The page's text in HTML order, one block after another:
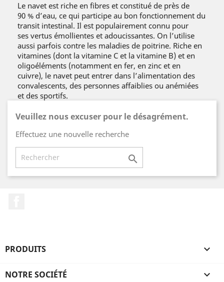
Le navet est riche en fibres et constitué de près de
90 % d’eau, ce qui participe au bon fonctionnement du
transit intestinal. Il est populairement connu pour
ses vertus émollientes et adoucissantes. On l’utilise
aussi parfois contre les maladies de poitrine. Riche en
vitamines (dont la vitamine C et la vitamine B) et en
oligoéléments (notamment en fer, en zinc et en
cuivre), le navet peut entrer dans l’alimentation des
convalescents, des personnes affaiblies ou anémiées
et des sportifs.
Veuillez nous excuser pour le désagrément.
Effectuez une nouvelle recherche

PRODUITS 
NOTRE SOCIÉTÉ 